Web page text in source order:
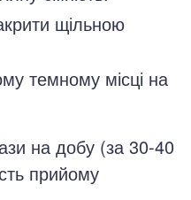
щільною
темному місці на
на добу (за 30-40
прийому